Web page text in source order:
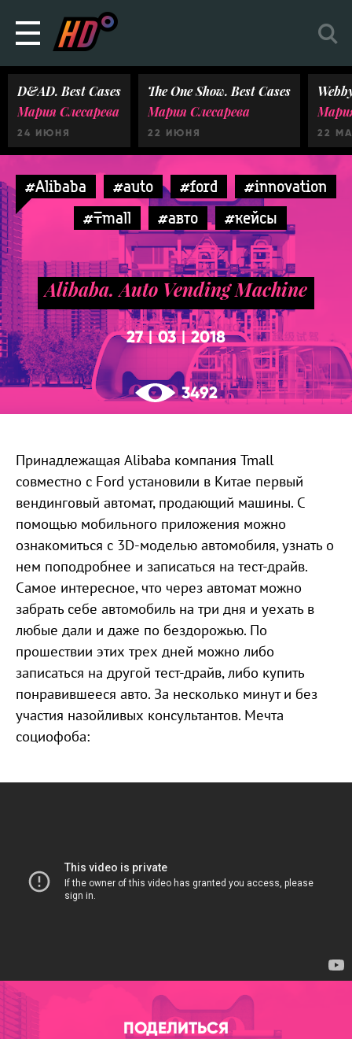
D&AD. Best Cases
Мария Слесарева
24 ИЮНЯ
The One Show. Best Cases
Мария Слесарева
22 ИЮНЯ 22
#Alibaba #auto #ford
#innovation
#Tmall
#авто #кейсы
Alibaba. Auto Vending Machine
27|03|2018
3492
Принадлежащая Alibaba компания Tmall
совместно с Ford установили в Китае первый
вендинговый автомат, продающий машины. С
помощью мобильного приложения можно
ознакомиться с 3D-моделью автомобиля, узнать о
нем поподробнее и записаться на тест-драйв.
Самое интересное, что через автомат можно
забрать себе автомобиль на три дня и уехать в
любые дали и даже по бездорожью. По
прошествии этих трех дней можно либо
записаться на другой тест-драйв, либо купить
понравившееся авто. За несколько минут и без
участия назойливых консультантов. Мечта
социофоба:
ПОДЕЛИТЬСЯ